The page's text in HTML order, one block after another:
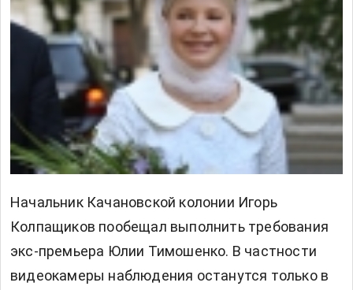
Начальник Качановской колонии Игорь
Колпащиков пообещал выполнить требования
экс-премьера Юлии Тимошенко. В частности
видеокамеры наблюдения останутся только в